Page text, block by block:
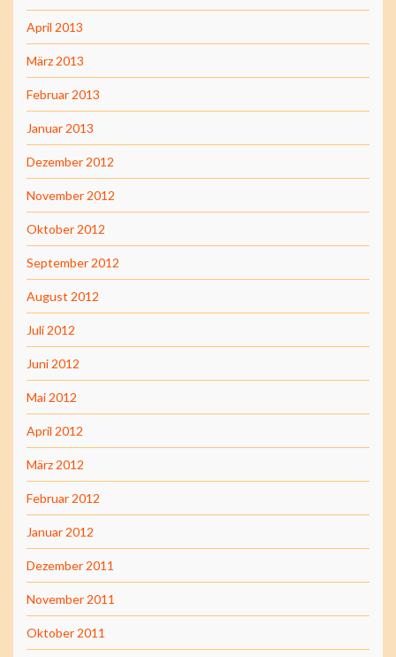
April 2013
März 2013
Februar 2013
Januar 2013
Dezember 2012
November 2012
Oktober 2012
September 2012
August 2012
Juli 2012
Juni 2012
Mai 2012
April 2012
März 2012
Februar 2012
Januar 2012
Dezember 2011
November 2011
Oktober 2011